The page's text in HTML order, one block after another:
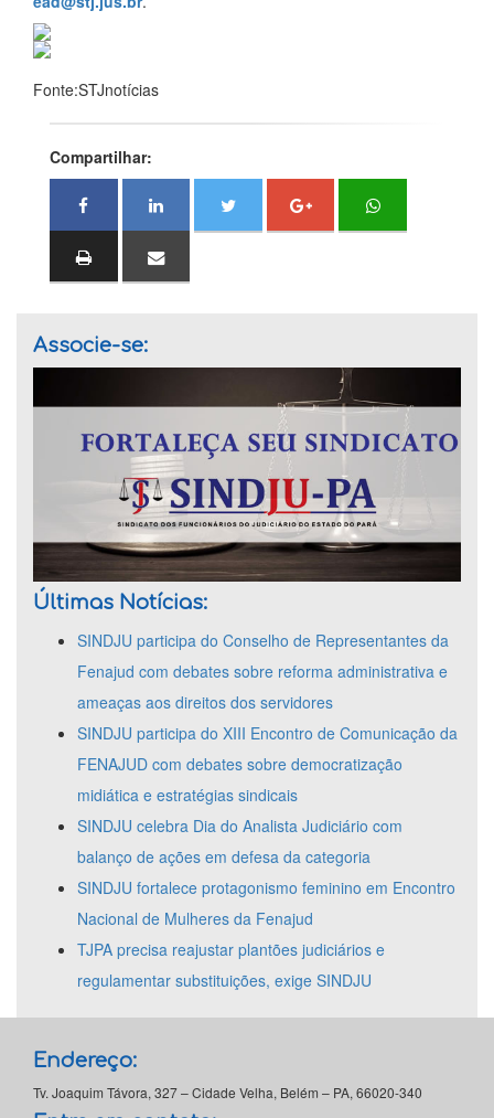
Fonte:STJnotícias
Compartilhar:
Associe-se:
Últimas Notícias:
SINDJU participa do Conselho de Representantes da
Fenajud com debates sobre reforma administrativa e
ameaças aos direitos dos servidores
SINDJU participa do XIII Encontro de Comunicação da
FENAJUD com debates sobre democratização
midiática e estratégias sindicais
SINDJU celebra Dia do Analista Judiciário com
balanço de ações em defesa da categoria
SINDJU fortalece protagonismo feminino em Encontro
Nacional de Mulheres da Fenajud
TJPA precisa reajustar plantões judiciários e
regulamentar substituições, exige SINDJU
Endereço:
Tv. Joaquim Távora, 327 – Cidade Velha, Belém – PA, 66020-340